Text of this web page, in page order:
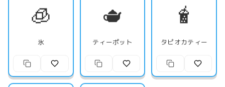
🧊
氷
🫖
ティーポット
🧋
タピオカティー